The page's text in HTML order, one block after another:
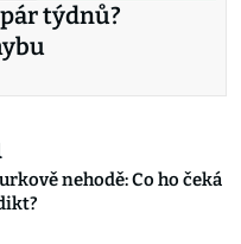
týdnů?
nehodě: Co ho čeká